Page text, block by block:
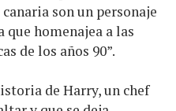
son un personaje
que homenajea a las
de los años 90”.
de Harry, un chef